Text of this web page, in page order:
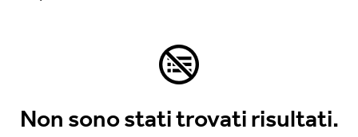
Events
Non sono stati trovati risultati.